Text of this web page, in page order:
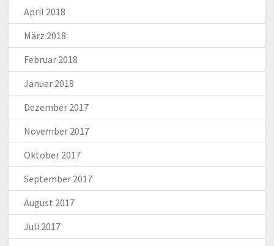
April 2018
März 2018
Februar 2018
Januar 2018
Dezember 2017
November 2017
Oktober 2017
September 2017
August 2017
Juli 2017